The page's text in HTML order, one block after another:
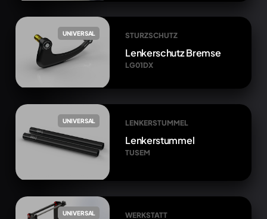
UNIVERSAL STURZSCHUTZ
Lenkerschutz Bremse
LG01DX
UNIVERSAL LENKERSTUMMEL
Lenkerstummel
TUSEM
UNIVERSAL WERKSTATT